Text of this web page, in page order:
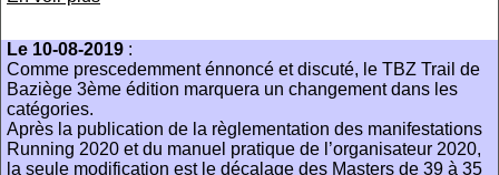
Le 10-08-2019 :
Comme prescedemment énnoncé et discuté, le TBZ Trail de
Baziège 3ème édition marquera un changement dans les
catégories.
Après la publication de la règlementation des manifestations
Running 2020 et du manuel pratique de l’organisateur 2020,
la seule modification est le décalage des Masters de 39 à 35